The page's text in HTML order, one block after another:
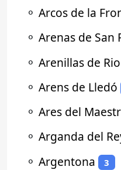
⚬ Arcos de la
⚬ Arenas de San
⚬ Arenillas de
⚬ Arens de Lledó
⚬ Ares del
⚬ Arganda del
⚬ Argentona 3